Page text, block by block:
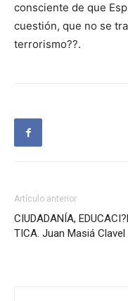
consciente de que
cuestión, que no se
terrorismo??.
Artículo anterior
CIUDADANÍA,
TICA. Juan Masiá Clavel